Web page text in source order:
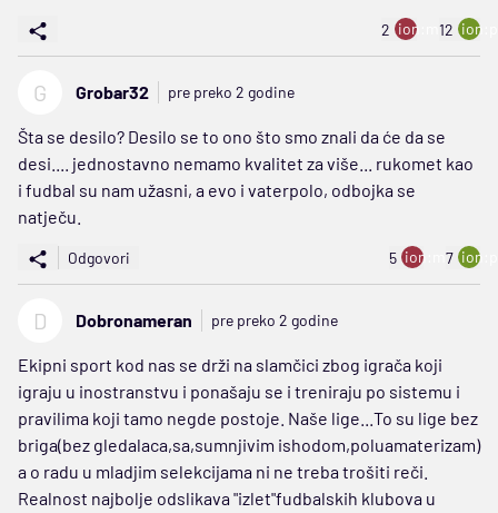
2 ion:minus
12
G Grobar32 pre preko 2 godine
Šta se desilo? Desilo se to ono što smo znali da će da se
desi.... jednostavno nemamo kvalitet za više... rukomet kao
i fudbal su nam užasni, a evo i vaterpolo, odbojka se
natječu.
Odgovori 5 ion:minus
7
D Dobronameran pre preko 2 godine
Ekipni sport kod nas se drži na slamčici zbog igrača koji
igraju u inostranstvu i ponašaju se i treniraju po sistemu i
pravilima koji tamo negde postoje. Naše lige...To su lige bez
briga(bez gledalaca,sa,sumnjivim ishodom,poluamaterizam)
a o radu u mladjim selekcijama ni ne treba trošiti reči.
Realnost najbolje odslikava "izlet"fudbalskih klubova u